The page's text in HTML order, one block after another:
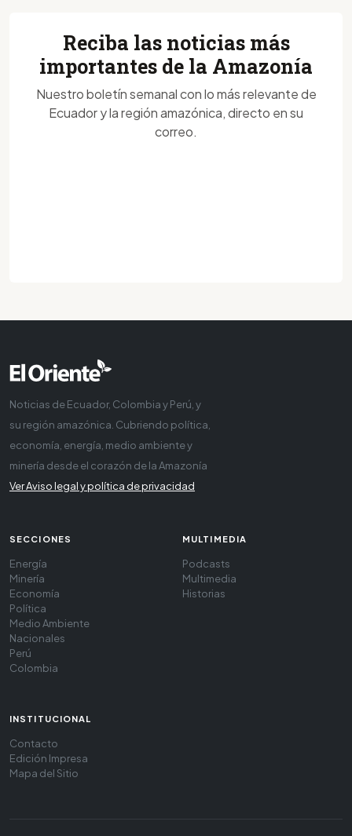
Reciba las noticias más
importantes de la Amazonía
Nuestro boletín semanal con lo más relevante de
Ecuador y la región amazónica, directo en su
correo.
Noticias de Ecuador, Colombia y Perú, y
su región amazónica. Cubriendo política,
economía, energía, medio ambiente y
minería desde el corazón de la Amazonía
Ver Aviso legal y política de privacidad
SECCIONES
Energía
Minería
Economía
Política
Medio Ambiente
Nacionales
Perú
Colombia
MULTIMEDIA
Podcasts
Multimedia
Historias
INSTITUCIONAL
Contacto
Edición Impresa
Mapa del Sitio